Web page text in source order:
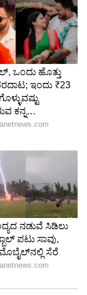
ಭೇಟಿಯಾಗಿ
ಕೋಟೆಯ
ಅಡಿ ಆಳದ
ಪ್ರಿಯಕರ